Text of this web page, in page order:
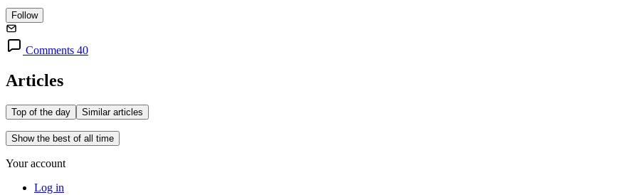
Follow
Comments 40
Articles
Top of the day Similar articles
Show the best of all time
Your account
Log in